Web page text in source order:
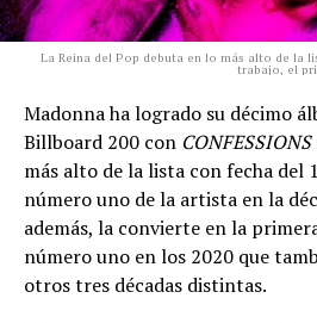
La Reina del Pop debuta en lo más alto de la
trabajo, el
Madonna ha logrado su décimo
Billboard 200 con
más alto de la lista con fecha del
número uno de la artista en la
además, la convierte en la
número uno en los 2020 que
otros tres décadas distintas.